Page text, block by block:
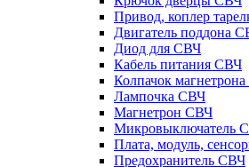
Привод, коплер
Двигатель поддона
Диод для СВЧ
Кабель питания СВЧ
Колпачок
Лампочка СВЧ
Магнетрон СВЧ
Микровыключатель
Плата, модуль,
Предохранитель СВЧ